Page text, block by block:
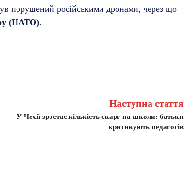
порушений російськими дронами, через що
(НАТО).
Наступна стаття
У Чехії зростає кількість скарг на школи: батьки
критикують педагогів